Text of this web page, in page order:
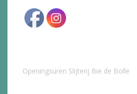
Openingsuren Slijterij Bie de Bolle